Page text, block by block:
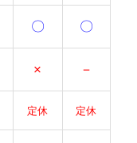
〇 〇
× －
定休 定休